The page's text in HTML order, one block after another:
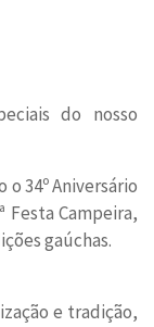
do nosso
34º Aniversário
Festa Campeira,
gaúchas.
e tradição,